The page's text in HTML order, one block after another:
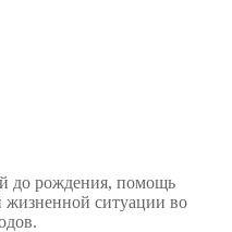
до рождения, помощь
жизненной ситуации во